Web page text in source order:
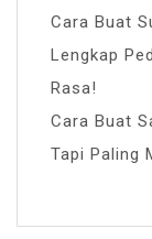
Cara Buat
Lengkap
Rasa!
Cara Buat
Tapi Paling